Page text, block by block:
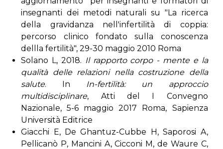
insegnanti dei metodi naturali su "La ricerca
della gravidanza nell'infertilità di coppia:
percorso clinico fondato sulla conoscenza
dellla fertilità", 29-30 maggio 2010 Roma
Solano L, 2018. Il rapporto corpo - mente e la
qualità delle relazioni nella costruzione della
salute. In In-fertilità: un approccio
multidisciplinare, Atti del I Convegno
Nazionale, 5-6 maggio 2017 Roma, Sapienza
Università Editrice
Giacchi E, De Ghantuz-Cubbe H, Saporosi A,
Pellicanò P, Mancini A, Cicconi M, de Waure C,